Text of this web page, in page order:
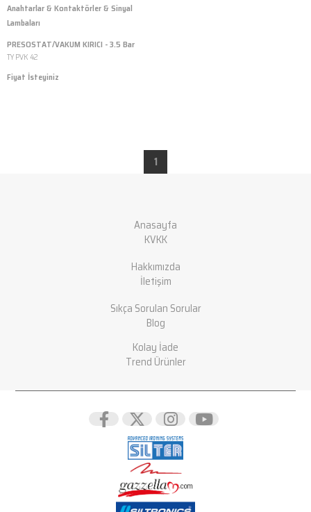
Anahtarlar & Kontaktörler & Sinyal
Lambaları
PRESOSTAT/VAKUM KIRICI - 3.5 Bar
TY PVK 42
Fiyat İsteyiniz
1
Anasayfa
KVKK
Hakkımızda
İletişim
Sıkça Sorulan Sorular
Blog
Kolay İade
Trend Ürünler